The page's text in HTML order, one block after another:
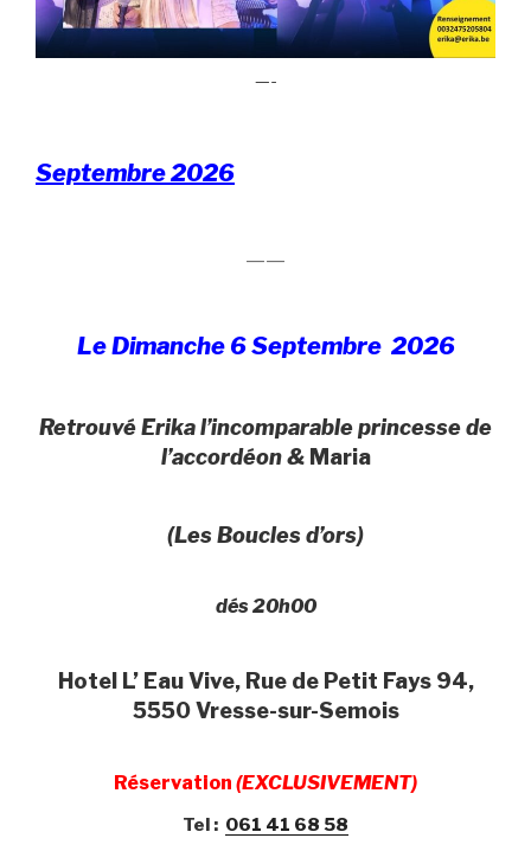
—-
Septembre 2026
——
Le Dimanche 6 Septembre 2026
Retrouvé Erika l’incomparable princesse de
l’accordéon &Maria
(Les Boucles d’ors)
dés 20h00
Hotel L’ Eau Vive, Rue de Petit Fays 94,
5550 Vresse-sur-Semois
Réservation (EXCLUSIVEMENT)
Tel : 061 41 68 58